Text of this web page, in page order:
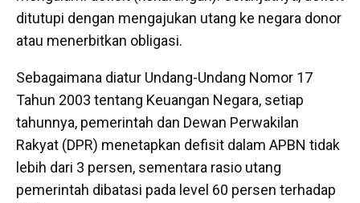
ditutupi dengan mengajukan utang ke negara donor
atau menerbitkan obligasi.
Sebagaimana diatur Undang-Undang Nomor 17
Tahun 2003 tentang Keuangan Negara, setiap
tahunnya, pemerintah dan Dewan Perwakilan
Rakyat (DPR) menetapkan defisit dalam APBN tidak
lebih dari 3 persen, sementara rasio utang
pemerintah dibatasi pada level 60 persen terhadap